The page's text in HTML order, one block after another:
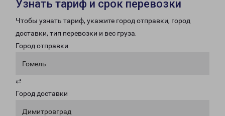
Узнать тариф и срок перевозки
Чтобы узнать тариф, укажите город отправки, город
доставки, тип перевозки и вес груза.
Город отправки
Гомель
⇄
Город доставки
Димитровград